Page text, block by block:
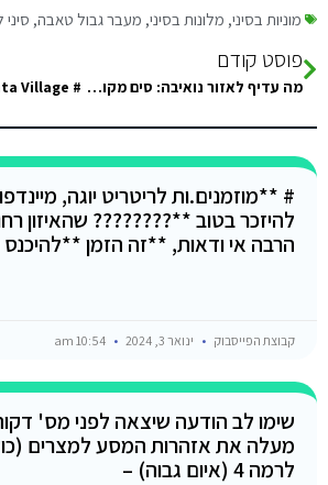
מוניות בסיני, מלונות בסיני, מעבר גבול טאבה,
פוסט קודם
מה עדיף לאזור נואיבה: סים מקומי או e-sim? (נוסעים לשבוע)
# **מוזמנים.ות לריטריט יוגה,
להיזכר בטוב **???????? שהאיזון
הרבה אי ודאות, **זה הזמן
קבוצת הפייסבוק ינואר 3, 2024
שימו לב הודעה שיצאה לפני מס'
מעלה את אזהרות המסע למצרים
לרמה 4 (איום גבוה) –